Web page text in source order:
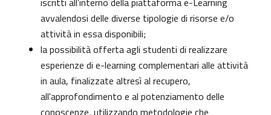
avvalendosi delle diverse tipologie di risorse e/o
attività in essa disponibili;
la possibilità offerta agli studenti di realizzare
esperienze di e-learning complementari alle attività
in aula, finalizzate altresì al recupero,
all'approfondimento e al potenziamento delle
conoscenze, utilizzando metodologie che